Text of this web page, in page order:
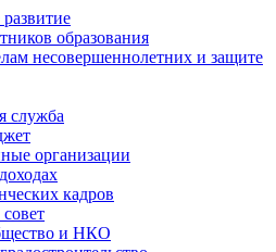
образования
несовершеннолетних и защите
служба
организации
кадров
и НКО